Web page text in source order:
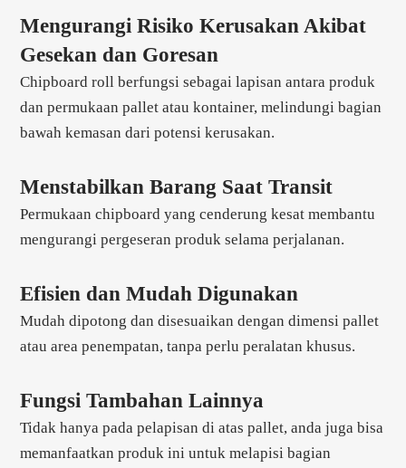
Mengurangi Risiko Kerusakan Akibat
Gesekan dan Goresan
Chipboard roll berfungsi sebagai lapisan antara produk
dan permukaan pallet atau kontainer, melindungi bagian
bawah kemasan dari potensi kerusakan.
Menstabilkan Barang Saat Transit
Permukaan chipboard yang cenderung kesat membantu
mengurangi pergeseran produk selama perjalanan.
Efisien dan Mudah Digunakan
Mudah dipotong dan disesuaikan dengan dimensi pallet
atau area penempatan, tanpa perlu peralatan khusus.
Fungsi Tambahan Lainnya
Tidak hanya pada pelapisan di atas pallet, anda juga bisa
memanfaatkan produk ini untuk melapisi bagian